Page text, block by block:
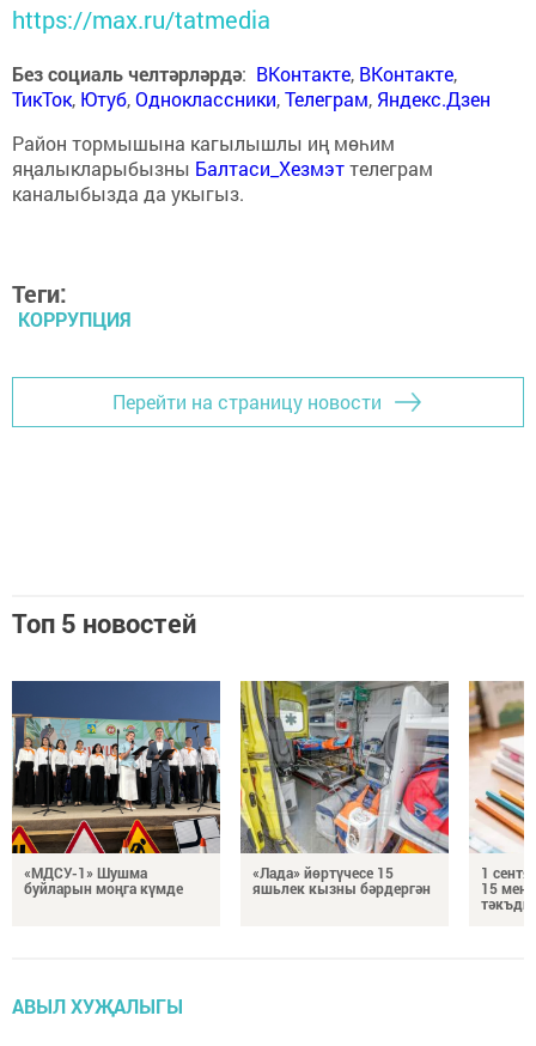
https://max.ru/tatmedia
Без социаль челтәрләрдә: ВКонтакте, ВКонтакте,
ТикТок, Ютуб,Одноклассники,Телеграм, Яндекс.Дзен
Район тормышына кагылышлы иң мөһим
яңалыкларыбызны Балтаси_Хезмэттелеграм
каналыбызда да укыгыз.
Теги:
КОРРУПЦИЯ
Перейти на страницу новости
Топ 5 новостей
«МДСУ-1» Шушма
буйларын моңга күмде
«Лада» йөртүчесе 15
яшьлек кызны бәрдергән
1
15 мең
АВЫЛ ХУҖАЛЫГЫ